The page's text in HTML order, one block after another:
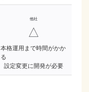
△
本格運用まで時間がかか
る
設定変更に開発が必要